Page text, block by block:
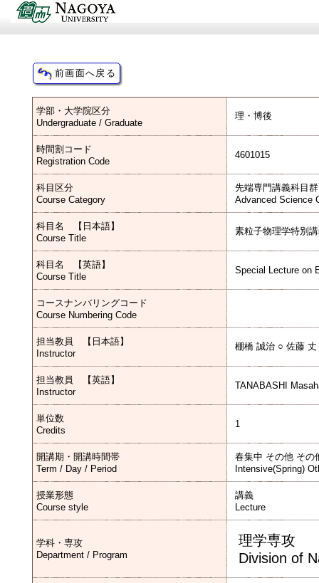
学部・大学院区分
Undergraduate / Graduate
理・博後
時間割コード
Registration Code
4601015
科目区分
Course Category
先端専門講義科目
Advanced Science
科目名 【日本語】
Course Title
素粒子物理学特別
科目名 【英語】
Course Title
Special Lecture on
コースナンバリングコード
Course Numbering Code
担当教員 【日本語】
Instructor
棚橋 誠治 ○ 佐藤 丈
担当教員 【英語】
Instructor
TANABASHI
単位数
Credits
1
開講期・開講時間帯
Term / Day / Period
春集中 その他 その
Intensive(Spring)
授業形態
Course style
講義
Lecture
学科・専攻
Department / Program
理学専攻
Division of